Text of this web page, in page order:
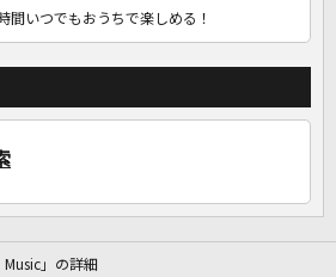
間いつでもおうちで楽しめる！
Music」の詳細